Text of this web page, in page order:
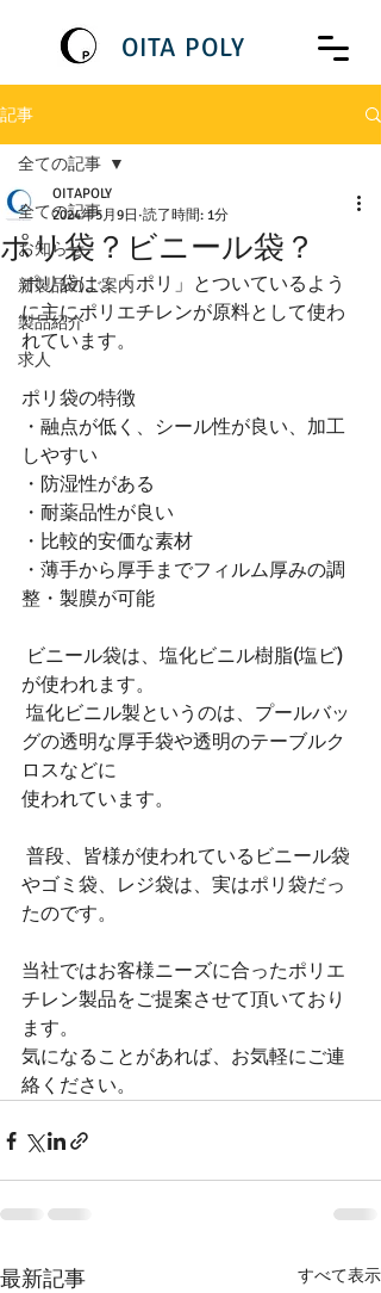
OITA POLY
記事
全ての記事
お知らせ
新製品のご案内
製品紹介
求人
全ての記事
ポリ袋？ビニール袋？
OITAPOLY
2024年5月9日 読了時間: 1分
ポリ袋は、「ポリ」とついているよう
に主にポリエチレンが原料として使わ
れています。
ポリ袋の特徴
・融点が低く、シール性が良い、加工
しやすい
・防湿性がある
・耐薬品性が良い
・比較的安価な素材
・薄手から厚手までフィルム厚みの調
整・製膜が可能
が使われます。
グの透明な厚手袋や透明のテーブルク
ロスなどに
使われています。
やゴミ袋、レジ袋は、実はポリ袋だっ
たのです。
当社ではお客様ニーズに合ったポリエ
チレン製品をご提案させて頂いており
ます。
気になることがあれば、お気軽にご連
絡ください。
最新記事 すべて表示